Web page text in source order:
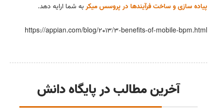
پیاده سازی و ساخت فرآیندها در پروسس میکربه شما ارایه دهد.
https://appian.com/blog/2013/3-benefits-of-mobile-bpm.html
آخرین مطالب در پایگاه دانش